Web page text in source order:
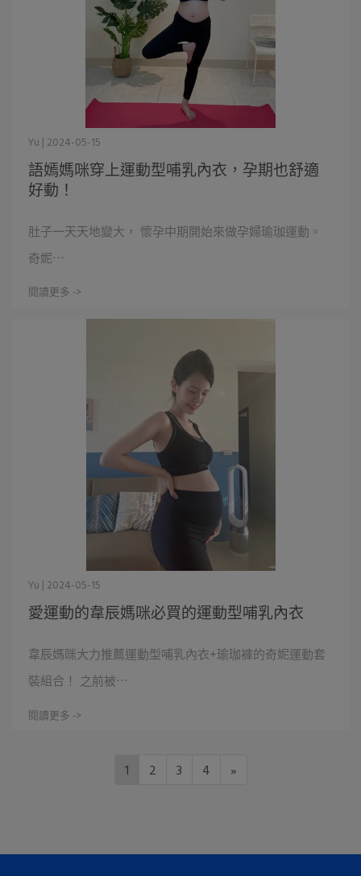
語嫣媽咪穿上運動型哺乳內衣，孕期也舒適
好動！
Yu | 2024-05-15
肚子一天天地變大， 懷孕中期開始來做孕婦瑜珈運動。
奇妮⋯
閱讀更多 ->
愛運動的韋辰媽咪必買的運動型哺乳內衣
Yu | 2024-05-15
韋辰媽咪大力推薦運動型哺乳內衣+瑜珈褲的奇妮運動套
裝組合！ 之前被⋯
閱讀更多 ->
1 2 3 4 »